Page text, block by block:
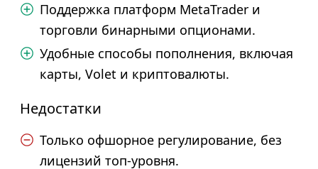
Поддержка платформ MetaTrader и
торговли бинарными опционами.
Удобные способы пополнения, включая
карты, Volet и криптовалюты.
Недостатки
Только офшорное регулирование, без
лицензий топ-уровня.